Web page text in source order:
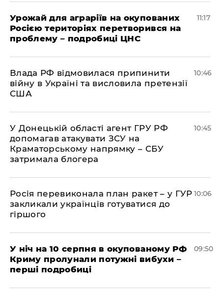
Урожай для аграріїв на окупованих
Росією територіях перетворився на
проблему – подробиці ЦНС
11:17
Влада РФ відмовилася припинити
війну в Україні та висловила претензії
США
10:46
У Донецькій області агент ГРУ РФ
допомагав атакувати ЗСУ на
Краматорському напрямку – СБУ
затримала блогера
10:45
Росія перевиконала план ракет – у ГУР
закликали українців готуватися до
гіршого
10:06
У ніч на 10 серпня в окупованому РФ
Криму пролунали потужні вибухи –
перші подробиці
09:50